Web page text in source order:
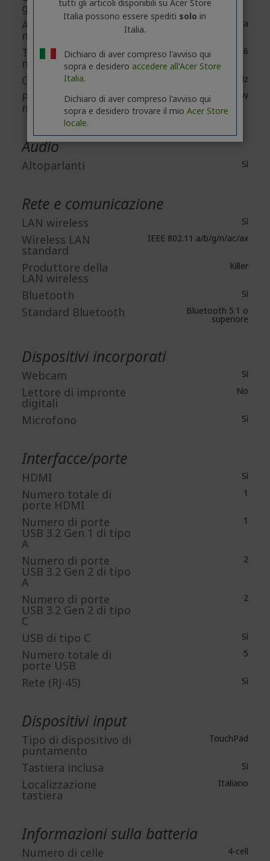
grafica
Accessibilità
memoria grafica
Dedicata
Tecnologia della
memoria grafica
GDDR6
Clock GPU Boost Fino a 2080 MHz
Potenza grafica
massima
Fino a 140 W
Audio
Altoparlanti Sì
Rete e comunicazione
LAN wireless Sì
Wireless LAN
standard
IEEE 802.11 a/b/g/n/ac/ax
Produttore della
LAN wireless
Killer
Bluetooth Sì
Standard Bluetooth Bluetooth 5.1 o
superiore
Dispositivi incorporati
Webcam Sì
Lettore di impronte
digitali
No
Microfono Sì
Interfacce/porte
HDMI Sì
Numero totale di
porte HDMI
1
Numero di porte
USB 3.2 Gen 1 di tipo
A
1
Numero di porte
USB 3.2 Gen 2 di tipo
A
2
Numero di porte
USB 3.2 Gen 2 di tipo
C
2
USB di tipo C Sì
Numero totale di
porte USB
5
Rete (RJ-45) Sì
Dispositivi input
Tipo di dispositivo di
puntamento
TouchPad
Tastiera inclusa Sì
Localizzazione
tastiera
Italiano
Informazioni sulla batteria
Numero di celle 4-cell
tutti gli articoli disponibili su Acer Store
Italia possono essere spediti solo in
Italia.
Dichiaro di aver compreso l'avviso qui
sopra e desidero accedere all'Acer Store
Italia.
Dichiaro di aver compreso l'avviso qui
sopra e desidero trovare il mio Acer Store
locale.